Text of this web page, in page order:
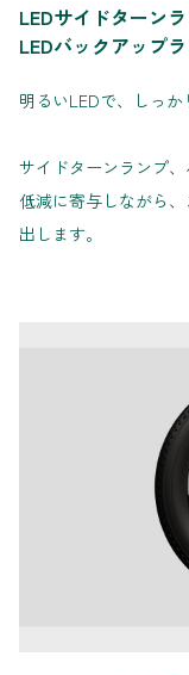
LEDサイドターン
LEDバックアップ
明るいLEDで、しっか
サイドターンランプ
低減に寄与しながら
出します。